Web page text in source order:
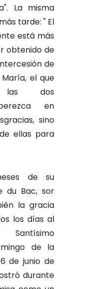
La misma
tarde: " El
está más
obtenido de
de
el que
las dos
en
sino
ellas para
de su
du Bac, sor
la gracia
los días al
de la
de junio de
durante